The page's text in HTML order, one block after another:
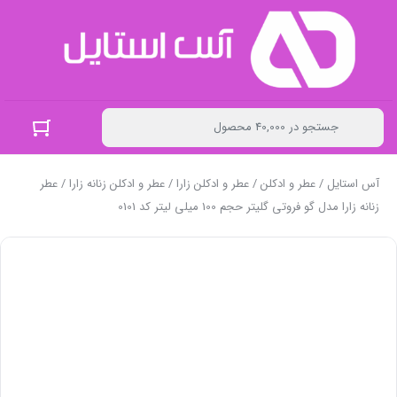
آس استایل /عطر و ادکلن/عطر و ادکلن زارا/عطر و ادکلن زنانه زارا/ عطر
زنانه زارا مدل گو فروتی گلیتر حجم 100 میلی لیتر کد 0101